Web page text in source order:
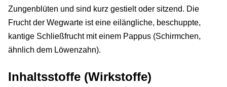
Zungenblüten und sind kurz gestielt oder sitzend. Die
Frucht der Wegwarte ist eine eilängliche, beschuppte,
kantige Schließfrucht mit einem Pappus (Schirmchen,
ähnlich dem Löwenzahn).
Inhaltsstoffe (Wirkstoffe)